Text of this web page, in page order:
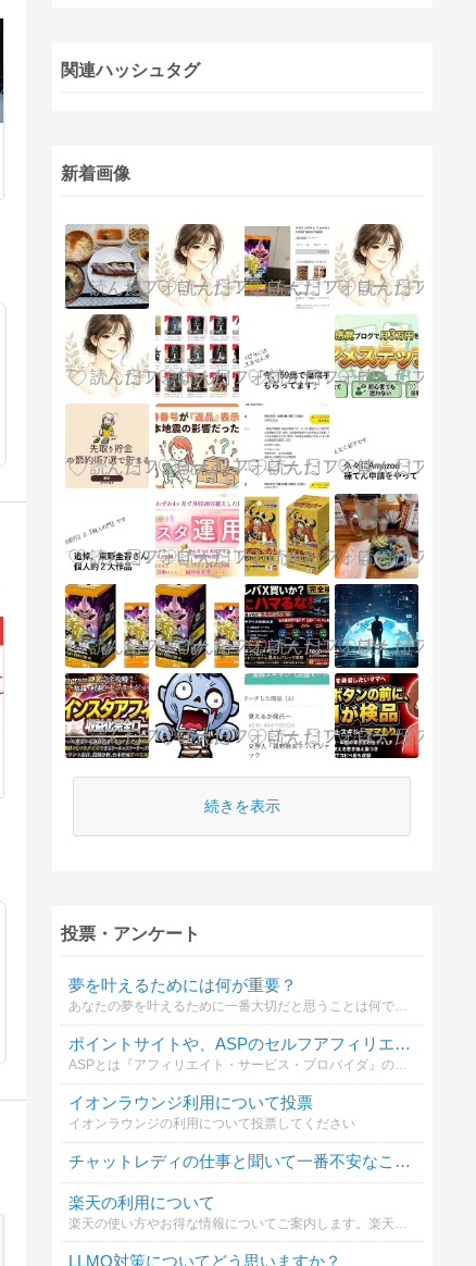
関連ハッシュタグ
新着画像
続きを表示
投票・アンケート
夢を叶えるためには何が重要？
あなたの夢を叶えるために一番大切だと思うことは何ですか？
ポイントサイトや、ASPのセルフアフィリエイトは利用していますか？
ASPとは『アフィリエイト・サービス・プロバイダ』のことです。バリューコマース、A8.net、リンクシェア、アクセストレード等。
イオンラウンジ利用について投票
イオンラウンジの利用について投票してください
チャットレディの仕事と聞いて一番不安なことは？
楽天の利用について
LLMO対策についてどう思いますか？